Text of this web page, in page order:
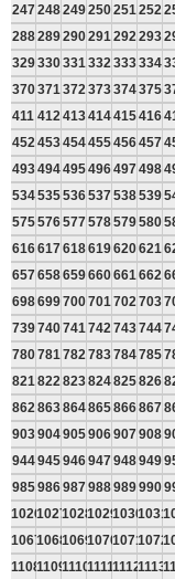
247248249250251 252
288289290291 292 293
329330331 332 333334
370371 372 373374375
411 412 413414415416
452 453454455456457
493494495496497498
534535536537538539
575576577578579580
616617618619620621
657658659660661 662
698699700701 702 703
739740741 742 743744
780781 782 783784785
821 822 823824825826
862 863864865866867
903904905906907908
944945946947948949
985986987988989990
102610271028102910301031
106710681069107010711072
110811091110111111121113